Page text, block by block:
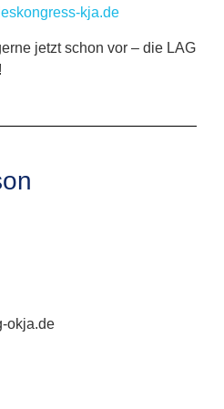
kja.de
jetzt schon vor – die LAG
okja.de